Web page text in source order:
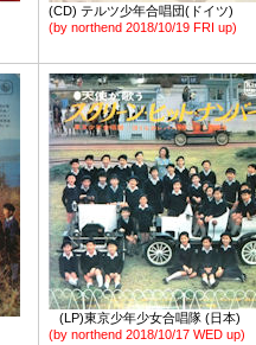
(CD) テルツ少年合唱団(ドイツ)
(by northend 2018/10/19 FRI up)
(LP)東京少年少女合唱隊 (日本)
(by northend 2018/10/17 WED up)